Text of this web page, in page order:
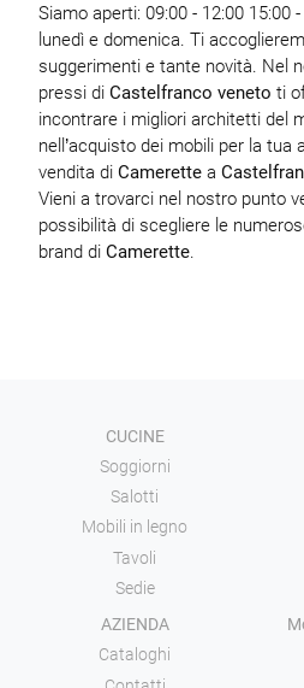
Siamo aperti: 09:00 - 12:00 15:00
lunedì e domenica. Ti
suggerimenti e tante novità. Nel
pressi di Castelfranco veneto ti
incontrare i migliori architetti del
nell’acquisto dei mobili per la tua
vendita di Camerettea
Vieni a trovarci nel nostro punto
possibilità di scegliere le
brand di Camerette.
CUCINE
Soggiorni
Salotti
Mobili in legno
Tavoli
Sedie
AZIENDA
Cataloghi